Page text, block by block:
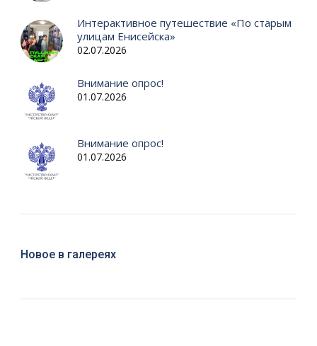
Интерактивное путешествие «По старым
улицам Енисейска»
02.07.2026
Внимание опрос!
01.07.2026
Внимание опрос!
01.07.2026
Новое в галереях